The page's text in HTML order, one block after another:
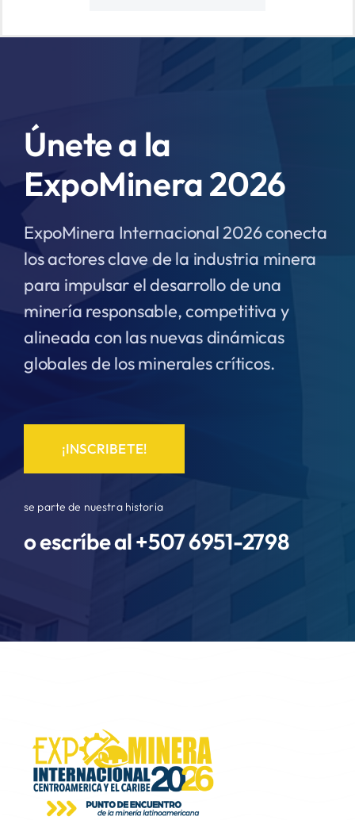
Únete a la
ExpoMinera 2026
ExpoMinera Internacional 2026 conecta
los actores clave de la industria minera
para impulsar el desarrollo de una
minería responsable, competitiva y
alineada con las nuevas dinámicas
globales de los minerales críticos.
¡INSCRIBETE!
se parte de nuestra historia
o escríbe al +5076951-2798